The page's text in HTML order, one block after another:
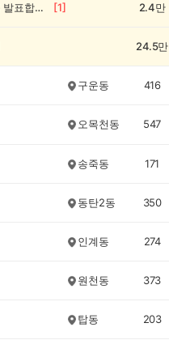
💰[당첨자 발표] 우리 동네 썰전 12회차 당첨자를 발표합니다! [1] 2.4만
24.5만
구운동 416
오목천동 547
송죽동 171
동탄2동 350
인계동 274
원천동 373
탑동 203